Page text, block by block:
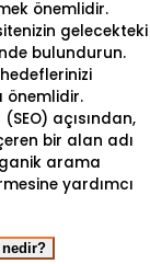
önemlidir.
gelecekteki
bulundurun.
önemlidir.
açısından,
bir alan adı
arama
yardımcı
nedir?